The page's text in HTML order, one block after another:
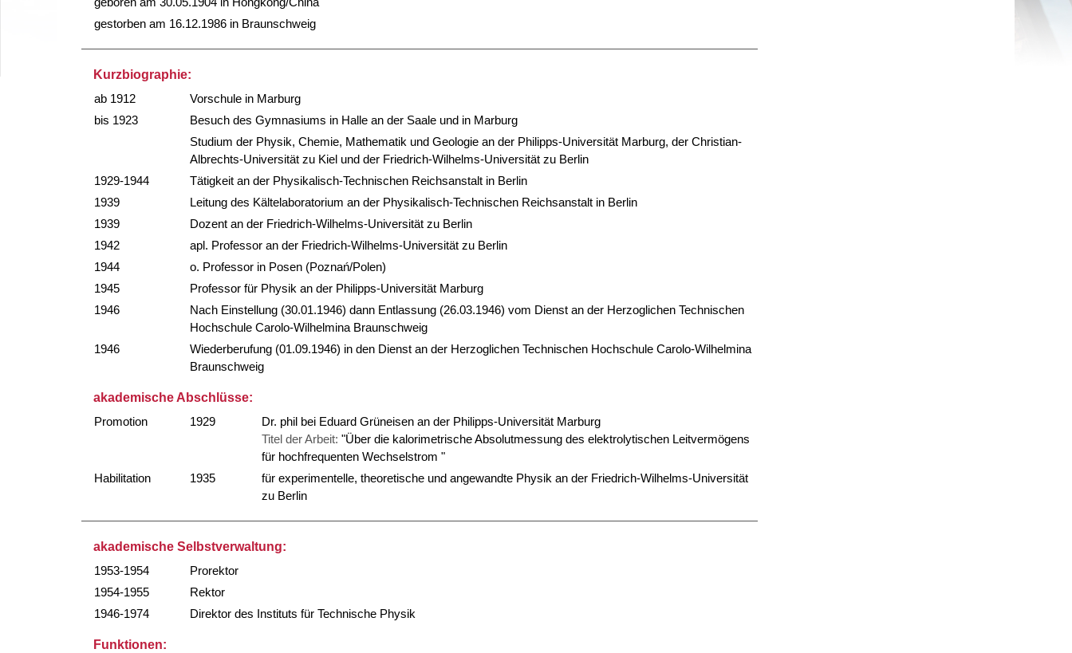
gestorben am 16.12.1986 in Braunschweig
Kurzbiographie:
ab 1912
Vorschule in Marburg
bis 1923
Besuch des Gymnasiums in Halle an der Saale und in Marburg
Studium der Physik, Chemie, Mathematik und Geologie an der Philipps-Universität Marburg, der Christian-
Albrechts-Universität zu Kiel und der Friedrich-Wilhelms-Universität zu Berlin
1929-1944
Tätigkeit an der Physikalisch-Technischen Reichsanstalt in Berlin
1939
Leitung des Kältelaboratorium an der Physikalisch-Technischen Reichsanstalt in Berlin
1939
Dozent an der Friedrich-Wilhelms-Universität zu Berlin
1942
apl. Professor an der Friedrich-Wilhelms-Universität zu Berlin
1944
o. Professor in Posen (Poznań/Polen)
1945
Professor für Physik an der Philipps-Universität Marburg
1946
Nach Einstellung (30.01.1946) dann Entlassung (26.03.1946) vom Dienst an der Herzoglichen Technischen
Hochschule Carolo-Wilhelmina Braunschweig
1946
Wiederberufung (01.09.1946) in den Dienst an der Herzoglichen Technischen Hochschule Carolo-Wilhelmina
Braunschweig
akademische Abschlüsse:
Promotion
1929
Dr. phil bei Eduard Grüneisen an der Philipps-Universität Marburg
Titel der Arbeit: "Über die kalorimetrische Absolutmessung des elektrolytischen Leitvermögens
für hochfrequenten Wechselstrom "
Habilitation
1935
für experimentelle, theoretische und angewandte Physik an der Friedrich-Wilhelms-Universität
zu Berlin
akademische Selbstverwaltung:
1953-1954
Prorektor
1954-1955
Rektor
1946-1974
Direktor des Instituts für Technische Physik
Funktionen: